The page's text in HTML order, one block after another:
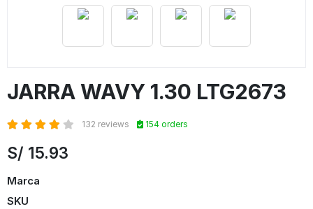
JARRA WAVY 1.30 LTG2673
132 reviews 154 orders
S/ 15.93
Marca
SKU